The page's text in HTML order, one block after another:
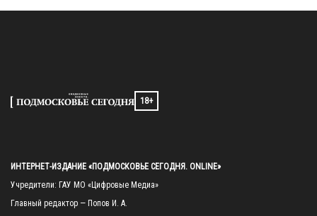
18+
ИНТЕРНЕТ-ИЗДАНИЕ «ПОДМОСКОВЬЕ СЕГОДНЯ. ONLINE»
Учредители: ГАУ МО «Цифровые Медиа»
Главный редактор — Попов И. А.